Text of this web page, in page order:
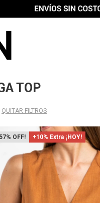
TOP
QUITAR FILTROS
57 +10% Extra ¡HOY!